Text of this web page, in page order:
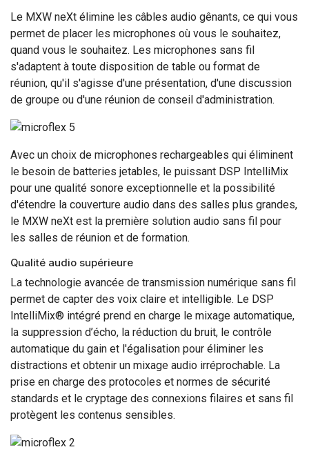
Le MXW neXt élimine les câbles audio gênants, ce qui vous
permet de placer les microphones où vous le souhaitez,
quand vous le souhaitez. Les microphones sans fil
s'adaptent à toute disposition de table ou format de
réunion, qu'il s'agisse d'une présentation, d'une discussion
de groupe ou d'une réunion de conseil d'administration.
Avec un choix de microphones rechargeables qui éliminent
le besoin de batteries jetables, le puissant DSP IntelliMix
pour une qualité sonore exceptionnelle et la possibilité
d'étendre la couverture audio dans des salles plus grandes,
le MXW neXt est la première solution audio sans fil pour
les salles de réunion et de formation.
Qualité audio supérieure
La technologie avancée de transmission numérique sans fil
permet de capter des voix claire et intelligible. Le DSP
IntelliMix® intégré prend en charge le mixage automatique,
la suppression d’écho, la réduction du bruit, le contrôle
automatique du gain et l'égalisation pour éliminer les
distractions et obtenir un mixage audio irréprochable. La
prise en charge des protocoles et normes de sécurité
standards et le cryptage des connexions filaires et sans fil
protègent les contenus sensibles.